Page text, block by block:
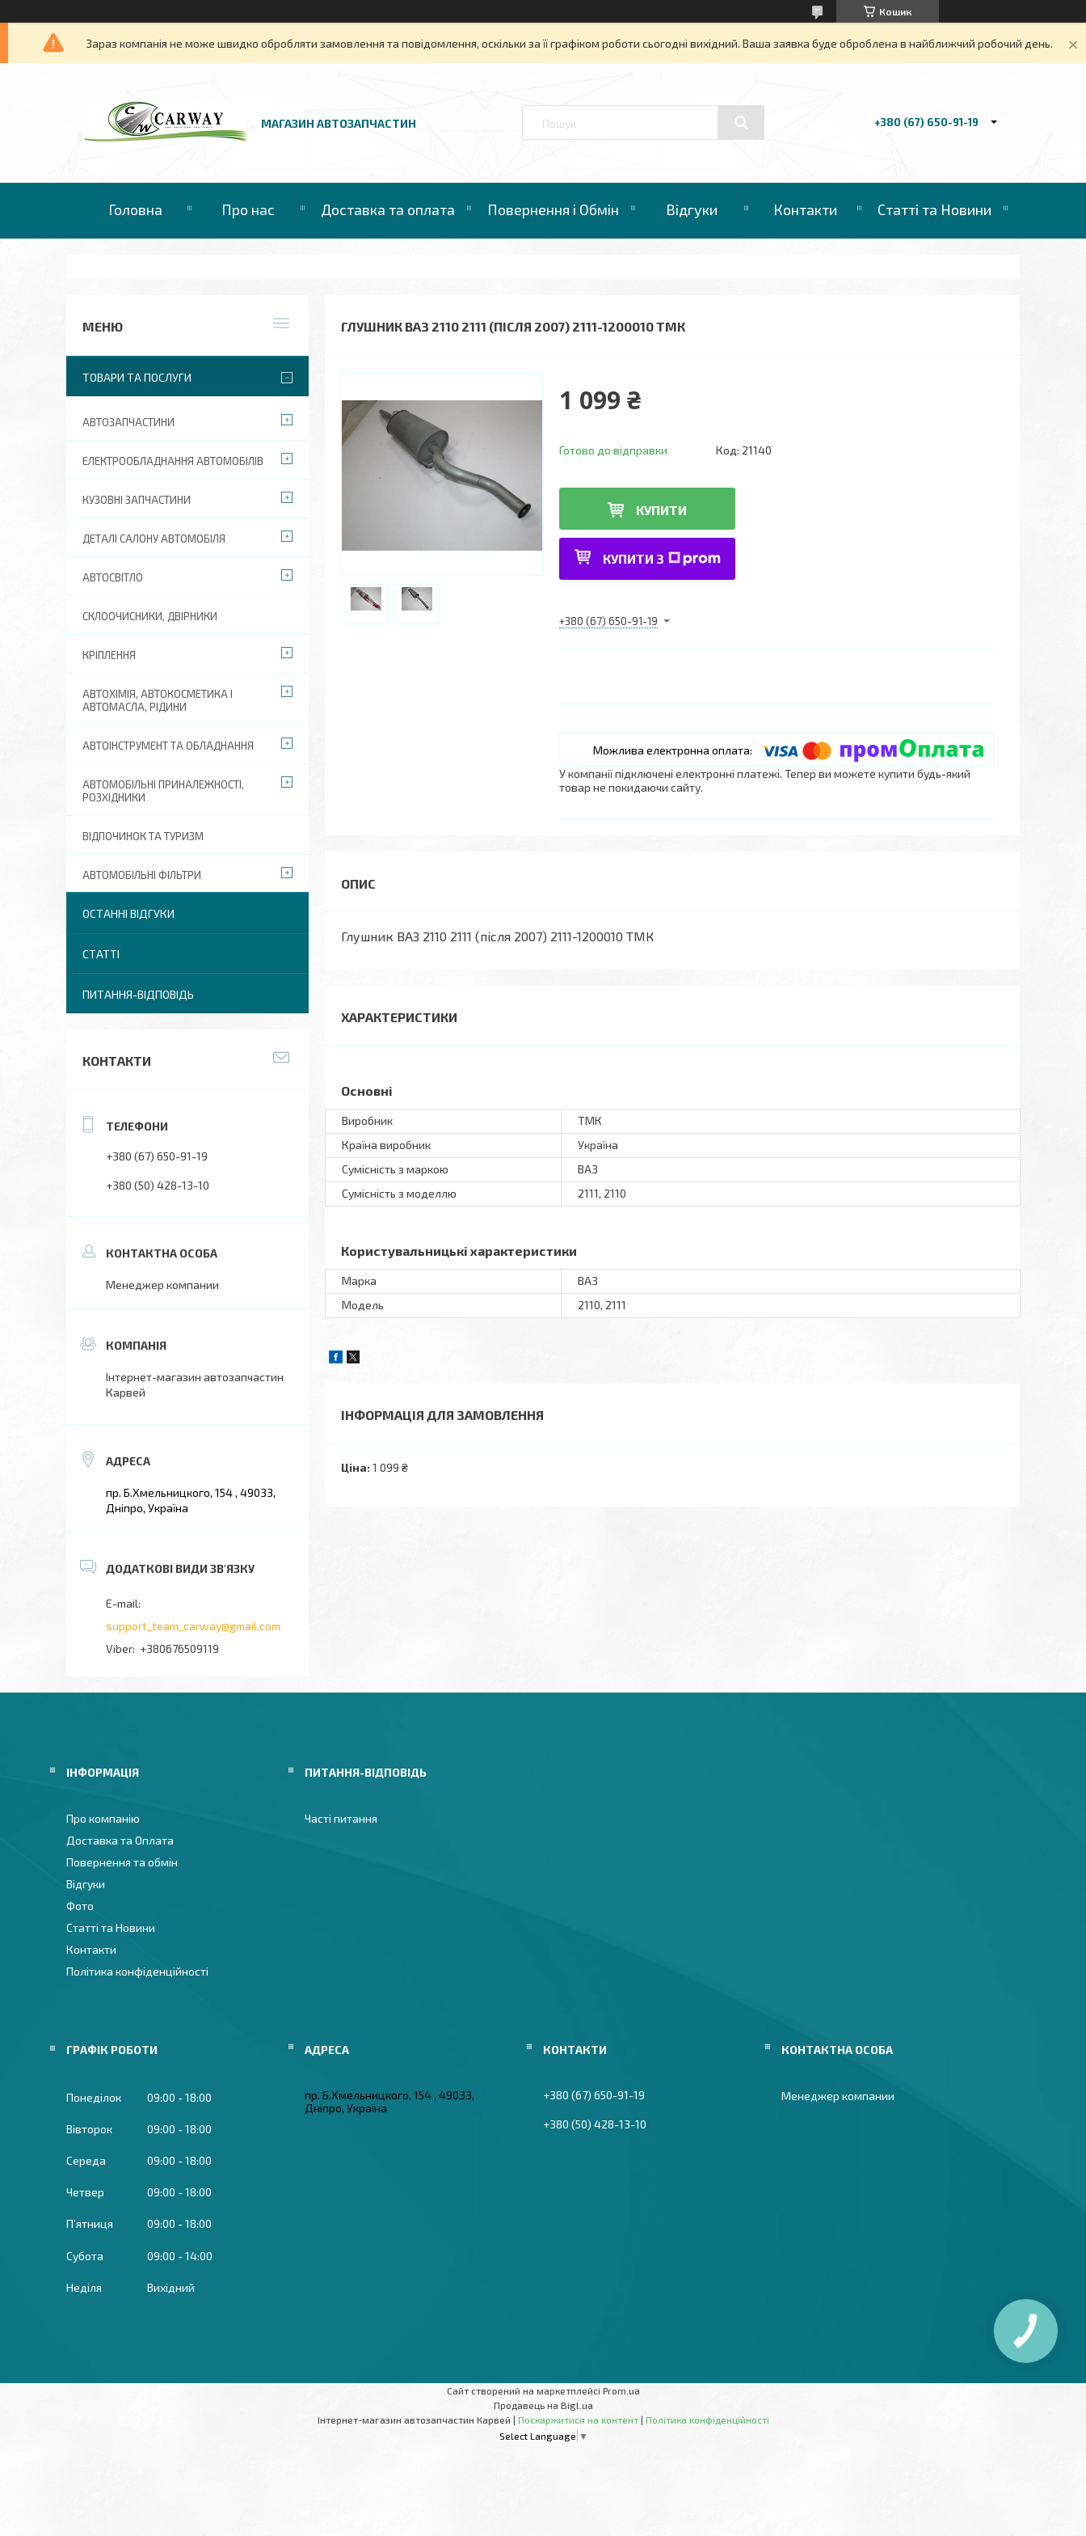
Кошик
Зараз компанія не може швидко обробляти замовлення та повідомлення, оскільки за її графіком роботи сьогодні вихідний. Ваша заявка буде оброблена в найближчий робочий день.
МАГАЗИН АВТОЗАПЧАСТИН +380 (67) 650-91-19
Головна Про нас Доставка та оплата Повернення і Обмін Відгуки Контакти Статті та Новини
ГЛУШНИК ВАЗ 2110 2111 (ПІСЛЯ 2007) 2111-1200010 ТМК
1 099 ₴
Готово до відправки Код: 21140
КУПИТИ
КУПИТИ З
+380 (67) 650-91-19
У компанії підключені електронні платежі. Тепер ви можете купити будь-який
товар не покидаючи сайту.
Глушник ВАЗ 2110 2111 (після 2007) 2111-1200010 ТМК
ХАРАКТЕРИСТИКИ
Основні
Виробник
ТМК
Країна виробник
Україна
Сумісність з маркою
ВАЗ
Сумісність з моделлю
2111, 2110
Користувальницькі характеристики
Марка
ВАЗ
Мoдель
2110, 2111
ІНФОРМАЦІЯ ДЛЯ ЗАМОВЛЕННЯ
Ціна: 1 099 ₴
ТОВАРИ ТА ПОСЛУГИ
АВТОЗАПЧАСТИНИ
ЕЛЕКТРООБЛАДНАННЯ АВТОМОБІЛІВ
КУЗОВНІ ЗАПЧАСТИНИ
ДЕТАЛІ САЛОНУ АВТОМОБІЛЯ
АВТОСВІТЛО
СКЛООЧИСНИКИ, ДВІРНИКИ
КРІПЛЕННЯ
АВТОХІМІЯ, АВТОКОСМЕТИКА І
АВТОМАСЛА, РІДИНИ
АВТОІНСТРУМЕНТ ТА ОБЛАДНАННЯ
АВТОМОБІЛЬНІ ПРИНАЛЕЖНОСТІ,
РОЗХІДНИКИ
ВІДПОЧИНОК ТА ТУРИЗМ
АВТОМОБІЛЬНІ ФІЛЬТРИ
ОСТАННІ ВІДГУКИ
СТАТТІ
ПИТАННЯ-ВІДПОВІДЬ
КОНТАКТИ
+380 (67) 650-91-19
+380 (50) 428-13-10
Менеджер компании
Інтернет-магазин автозапчастин
Карвей
пр. Б.Хмельницкого, 154 , 49033,
Дніпро, Україна
support_team_carway@gmail.com
+380676509119
ІНФОРМАЦІЯ
Про компанію
Доставка та Оплата
Повернення та обмін
Відгуки
Фото
Статті та Новини
Контакти
Політика конфіденційності
ПИТАННЯ-ВІДПОВІДЬ
Часті питання
ГРАФІК РОБОТИ
Понеділок 09:00 18:00
Вівторок 09:00 18:00
Середа 09:00 18:00
Четвер 09:00 18:00
Пʼятниця 09:00 18:00
Субота 09:00 14:00
Неділя Вихідний
пр. Б.Хмельницкого, 154 , 49033,
Дніпро, Україна
+380 (67) 650-91-19
+380 (50) 428-13-10
Менеджер компании
Сайт створений на маркетплейсі Prom.ua
Продавець на Bigl.ua
Інтернет-магазин автозапчастин Карвей | Поскаржитися на контент | Політика конфіденційності
Select Language ▼